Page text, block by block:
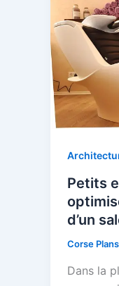
Petits
d’un
Corse
Dans la